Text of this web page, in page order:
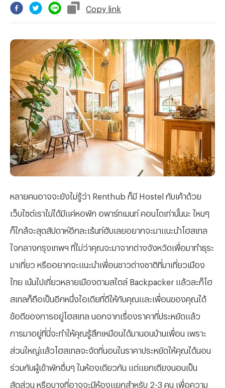
Copy link
หลายคนอาจจะยังไม่รู้ว่า Renthub ก็มี Hostel กับเค้าด้วย
เว็บไซต์เราไม่ได้มีแค่หอพัก อพาร์ทเมนท์ คอนโดเท่านั้นนะ ไหนๆ
ก็ใกล้จะสุดสัปดาห์อีกละเร้นท์ฮับเลยอยากจะมาแนะนำโฮสเทล
ใจกลางกรุงเทพฯ ที่ไม่ว่าคุณจะมาจากต่างจังหวัดเพื่อมาทำธุระ
มาเที่ยว หรืออยากจะแนะนำเพื่อนชาวต่างชาติที่มาเที่ยวเมือง
ไทย เน้นไปเที่ยวหลายเมืองตามสไตล์ Backpacker แล้วละก็โฮ
สเทลก็ถือเป็นอีกหนึ่งไอเดียที่ดีให้กับคุณและเพื่อนของคุณได้
ข้อดีของการอยู่โฮสเทล นอกจากเรื่องราคาที่ประหยัดแล้ว
การมาอยู่ที่นี่จะทำให้คุณรู้สึกเหมือนได้มานอนบ้านเพื่อน เพราะ
ส่วนใหญ่แล้วโฮสเทลจะจัดที่นอนในราคาประหยัดให้คุณได้นอน
ร่วมกับผู้เข้าพักอื่นๆ ในห้องเดียวกัน แต่แยกเตียงนอนเป็น
สัดส่วน หรือบางที่อาจจะมีห้องแยกสำหรับ 2-3 คน เพื่อความ